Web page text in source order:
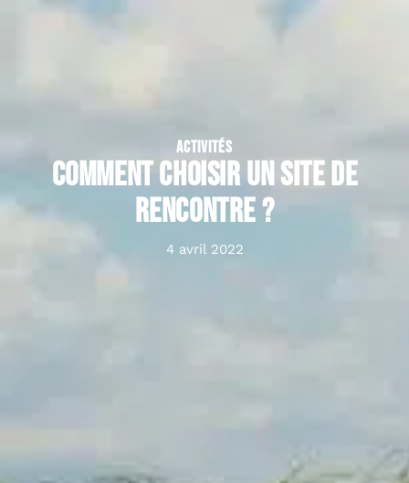
ACTIVITÉS
Comment choisir un site de
rencontre ?
4 avril 2022